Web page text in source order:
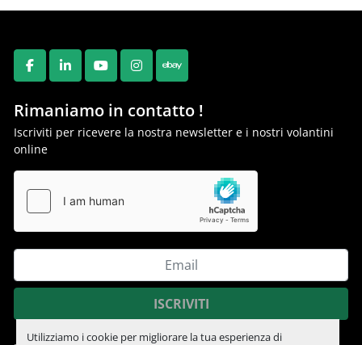
Utilizziamo i cookie per migliorare la tua esperienza di
FACEBOOK
LINKEDINYOUTUBEINSTAGRAM
EBAY
Rimaniamo in contatto !
Iscriviti per ricevere la nostra newsletter e i nostri volantini
online
ISCRIVITI